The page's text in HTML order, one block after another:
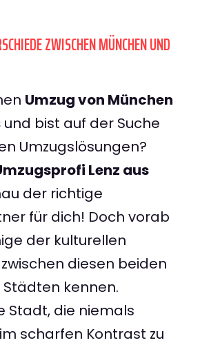
ZWISCHEN MÜNCHEN UND
Umzug von München
und bist auf der Suche
Umzugslösungen?
Lenz aus
der richtige
für dich! Doch vorab
der kulturellen
diesen beiden
kennen.
Stadt, die niemals
scharfen Kontrast zu